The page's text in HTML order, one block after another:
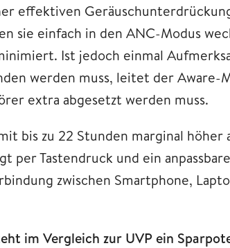
effektiven
sie einfach in den ANC-Modus
Ist jedoch einmal
werden muss, leitet der Aware-
extra abgesetzt werden muss.
bis zu 22 Stunden marginal höher
per Tastendruck und ein
zwischen Smartphone,
im Vergleich zur UVP ein